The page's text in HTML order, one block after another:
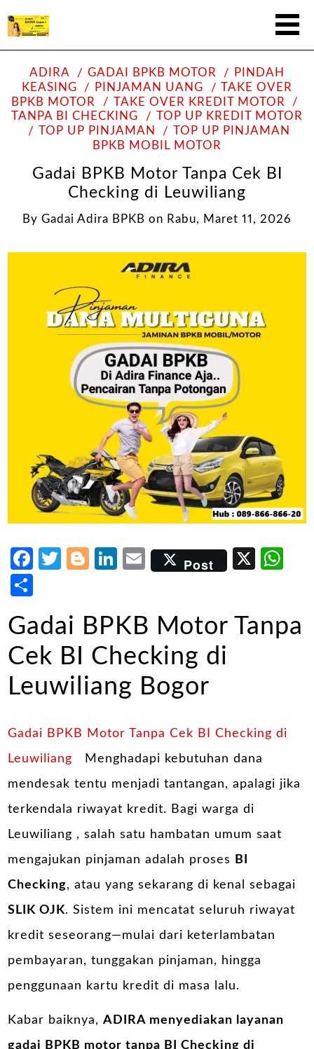
ADIRA GADAI BPKB MOTOR
PINDAH
KEASING
PINJAMAN UANG
TAKE OVER
BPKB MOTOR
TAKE OVER KREDIT MOTOR
TANPA BI CHECKING
TOP UP KREDIT MOTOR
TOP UP PINJAMAN
TOP UP PINJAMAN
BPKB MOBIL MOTOR
Gadai BPKB Motor Tanpa Cek BI
Checking di Leuwiliang
By Gadai Adira BPKB on Rabu, Maret 11, 2026
Facebook
Twitter
Blogger
LinkedIn
Email
Post X
Gadai BPKB Motor Tanpa
Cek BI Checking di
Leuwiliang Bogor
Gadai BPKB Motor Tanpa Cek BI Checking di
Leuwiliang
Menghadapi kebutuhan dana
mendesak tentu menjadi tantangan, apalagi jika
terkendala riwayat kredit. Bagi warga di
Leuwiliang , salah satu hambatan umum saat
mengajukan pinjaman adalah proses
BI
Checking, atau yang sekarang di kenal sebagai
SLIK OJK. Sistem ini mencatat seluruh riwayat
kredit seseorang—mulai dari keterlambatan
pembayaran, tunggakan pinjaman, hingga
penggunaan kartu kredit di masa lalu.
Kabar baiknya,ADIRA menyediakan layanan
gadai BPKB motor tanpa BI Checking di